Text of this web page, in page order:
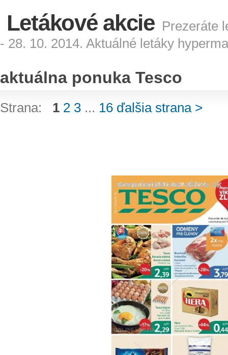
Letákové akcie Prezeráte
- 28. 10. 2014. Aktuálné letáky
aktuálna ponuka Tesco
Strana: 1 2 3 ... 16 ďalšia strana >